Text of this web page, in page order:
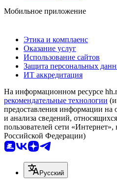
Мобильное приложение
Этика и комплаенс
Оказание услуг
Использование сайтов
Защита персональных
ИТ аккредитация
На информационном ресурсе
рекомендательные технологии
предоставления информации на
и анализа сведений,
пользователей сети
Российской Федерации)
Русский